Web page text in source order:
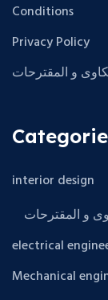
Conditions
Privacy Policy
و المقترحات
interior design
و المقترحات
electrical
Mechanical